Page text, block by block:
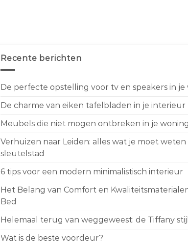
Recente berichten
De perfecte opstelling voor tv en speakers in
De charme van eiken tafelbladen in je interieur
Meubels die niet mogen ontbreken in je woning
Verhuizen naar Leiden: alles wat je moet
sleutelstad
6 tips voor een modern minimalistisch interieur
Het Belang van Comfort en
Bed
Helemaal terug van weggeweest: de Tiffany stijl
Wat is de beste voordeur?